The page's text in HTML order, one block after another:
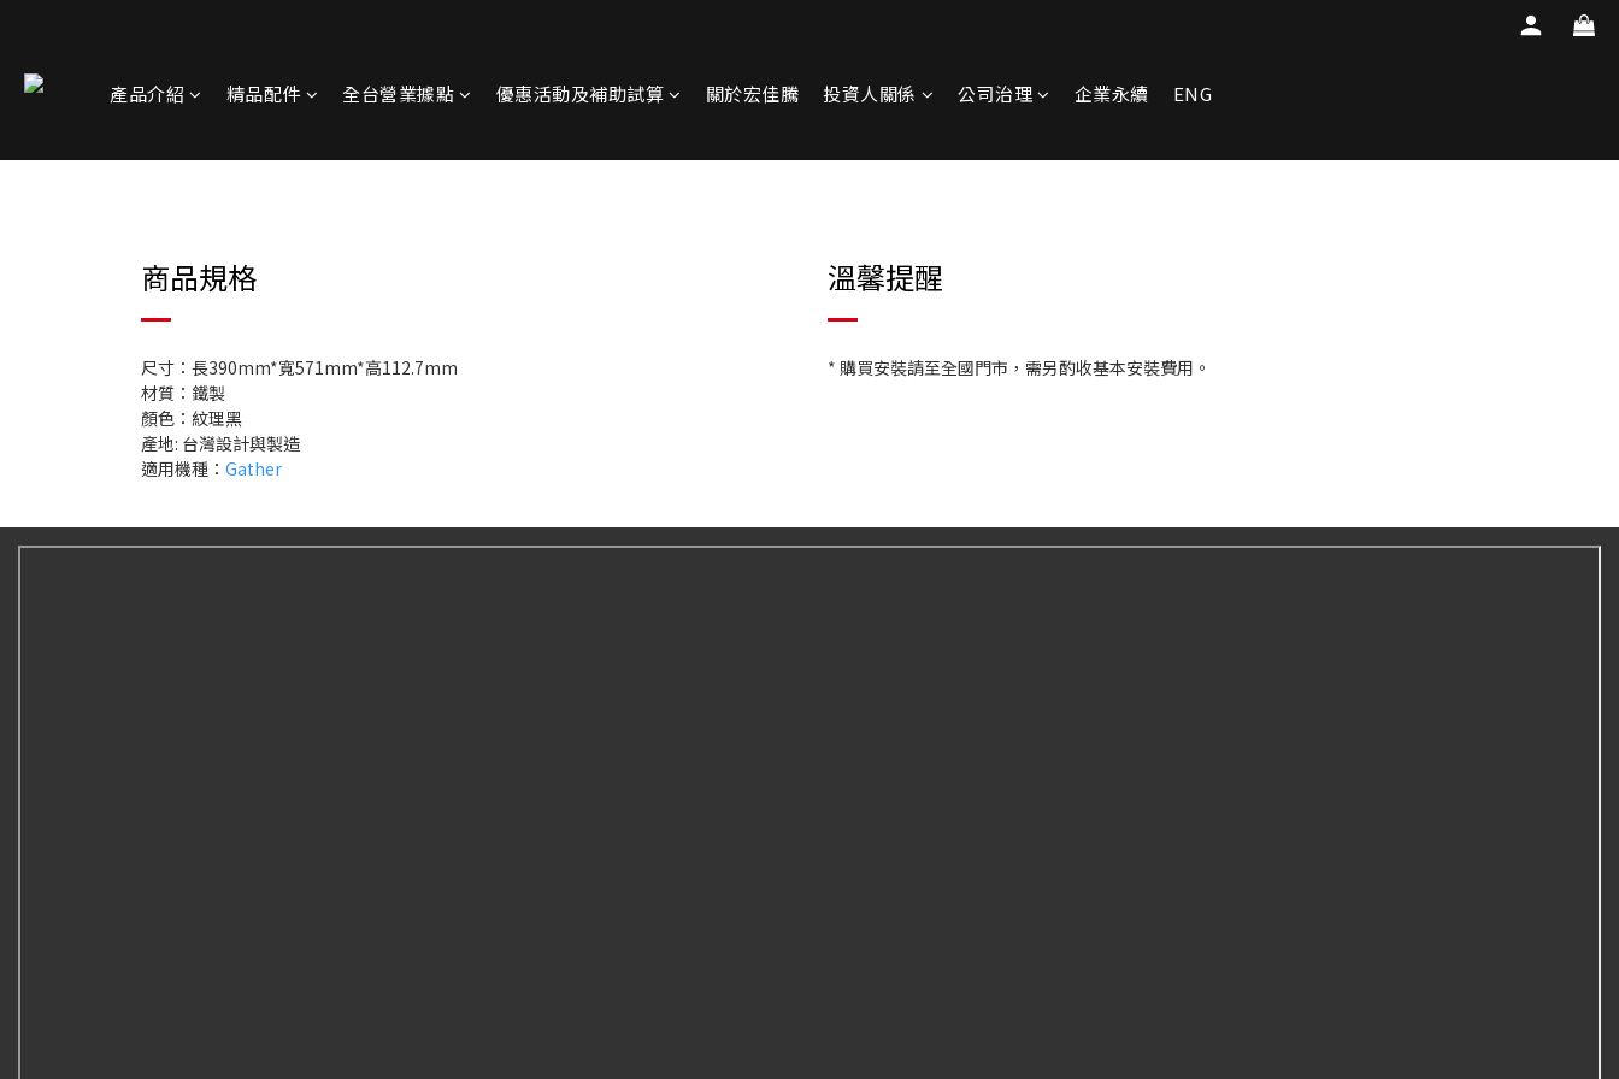
產品介紹 精品配件 全台營業據點 優惠活動及補助試算 關於宏佳騰 投資人關係 公司治理 企業永續 ENG
商品規格
尺寸：長390mm*寬571mm*高112.7mm
材質：鐵製
顏色：紋理黑
產地: 台灣設計與製造
適用機種： Gather
溫馨提醒
* 購買安裝請至全國門市，需另酌收基本安裝費用。